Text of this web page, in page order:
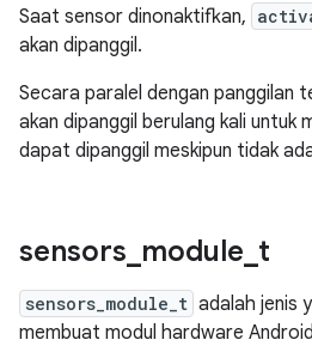
Saat sensor dinonaktifkan,
akan dipanggil.
Secara paralel dengan panggilan
akan dipanggil berulang kali untuk
dapat dipanggil meskipun tidak
sensors module t
sensors_module_t adalah jenis
membuat modul hardware